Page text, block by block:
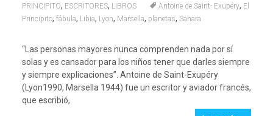
PRINCIPITO, ESCRITORES, LIBROS Antoine de Saint- Exupéry, El
Principito, fábula, Libia, Lyon, Marsella, planetas, Sahara
“Las personas mayores nunca comprenden nada por sí
solas y es cansador para los niños tener que darles siempre
y siempre explicaciones”. Antoine de Saint-Exupéry
(Lyon1990, Marsella 1944) fue un escritor y aviador francés,
que escribió,